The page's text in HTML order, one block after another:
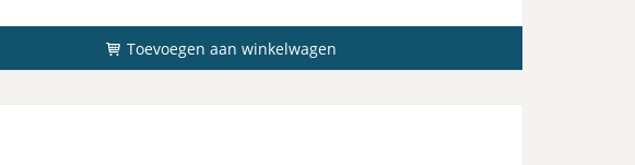
Toevoegen aan winkelwagen